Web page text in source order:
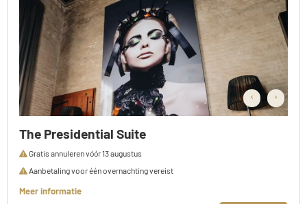
‹ ›
The Presidential Suite
Gratis annuleren vóór 13 augustus
Aanbetaling voor één overnachting vereist
Meer informatie